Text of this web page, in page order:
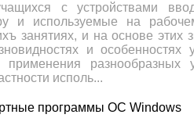
с устройствами
и используемые на
занятиях, и на основе этих
и особенностях
разнообразных
исполь...
программы OC Windows